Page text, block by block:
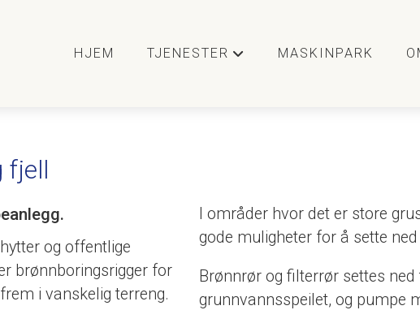
HJEM TJENESTER MASKINPARK
fjell
og offentlige
brønnboringsrigger for
i vanskelig terreng.
I områder hvor det er store
gode muligheter for å sette
Brønnrør og filterrør settes
grunnvannsspeilet, og pumpe